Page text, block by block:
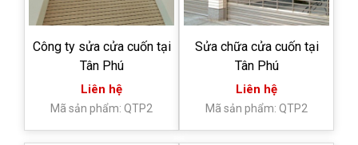
Công ty sửa cửa cuốn tại
Tân Phú
Liên hệ
Mã sản phẩm: QTP2
Sửa chữa cửa cuốn tại
Tân Phú
Liên hệ
Mã sản phẩm: QTP2